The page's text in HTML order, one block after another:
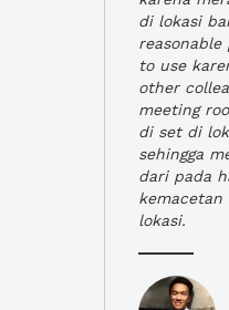
di lokasi
reasonable
to use
other
meeting
di set di
sehingga
dari pada
lokasi.